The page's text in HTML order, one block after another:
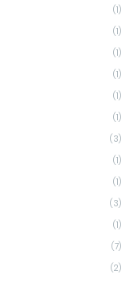
(1)
(1)
(1)
(1)
(1)
(1)
(3)
(1)
(1)
(3)
(1)
(7)
(2)